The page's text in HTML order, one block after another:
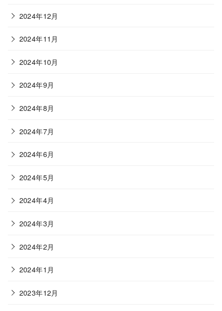
2024年12月
2024年11月
2024年10月
2024年9月
2024年8月
2024年7月
2024年6月
2024年5月
2024年4月
2024年3月
2024年2月
2024年1月
2023年12月